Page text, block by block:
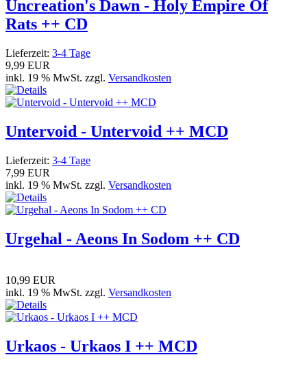
Uncreation's Dawn - Holy Empire Of
Rats ++ CD
Lieferzeit: 3-4 Tage
9,99 EUR
inkl. 19 % MwSt. zzgl. Versandkosten
Untervoid - Untervoid ++ MCD
Lieferzeit: 3-4 Tage
7,99 EUR
inkl. 19 % MwSt. zzgl. Versandkosten
Urgehal - Aeons In Sodom ++ CD
10,99 EUR
inkl. 19 % MwSt. zzgl. Versandkosten
Urkaos - Urkaos I ++ MCD